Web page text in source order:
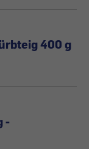
400 g
-